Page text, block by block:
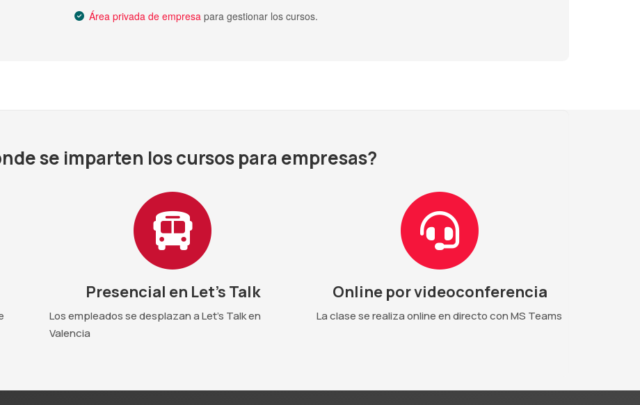
Área privada de empresa para gestionar los cursos.
se imparten los cursos para empresas?
Presencial en Let's Talk
Los empleados se desplazan a Let's Talk en
Valencia
Online por videoconferencia
La clase se realiza online en directo con MS Teams